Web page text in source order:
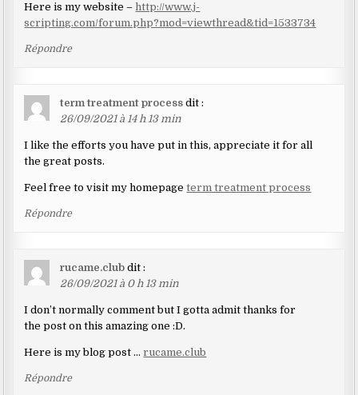
Here is my website – http://www.j-
scripting.com/forum.php?mod=viewthread&tid=1533734
Répondre
term treatment process dit :
26/09/2021 à 14 h 13 min
I like the efforts you have put in this, appreciate it for all
the great posts.
Feel free to visit my homepageterm treatment process
Répondre
rucame.club dit :
26/09/2021 à 0 h 13 min
I don’t normally comment but I gotta admit thanks for
the post on this amazing one :D.
Here is my blog post …rucame.club
Répondre